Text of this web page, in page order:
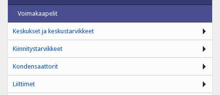
Voimakaapelit
Keskukset ja keskustarvikkeet
Kiinnitystarvikkeet
Kondensaattorit
Liittimet